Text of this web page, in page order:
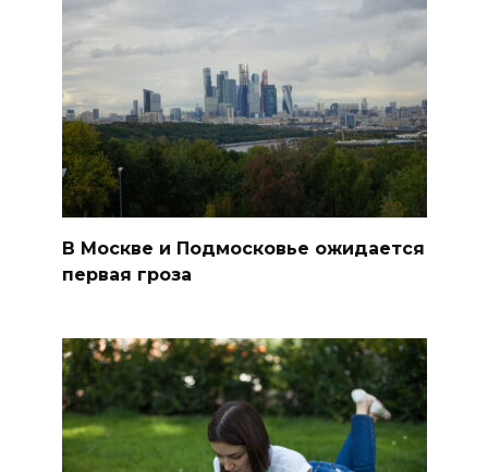
В Москве и Подмосковье ожидается
первая гроза